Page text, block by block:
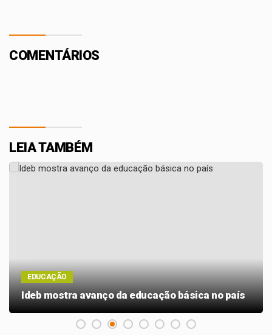
COMENTÁRIOS
LEIA TAMBÉM
EDUCAÇÃO
Ideb mostra avanço da educação básica no país